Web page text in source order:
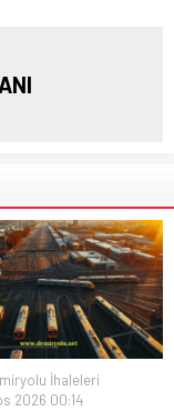
İhaleleri
2026 00:14